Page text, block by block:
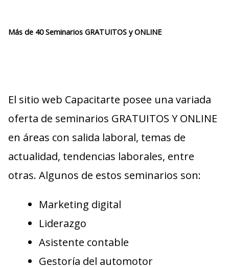
Más de 40 Seminarios GRATUITOS y ONLINE
El sitio web Capacitarte posee una variada
oferta de seminarios GRATUITOS Y ONLINE
en áreas con salida laboral, temas de
actualidad, tendencias laborales, entre
otras. Algunos de estos seminarios son:
Marketing digital
Liderazgo
Asistente contable
Gestoría del automotor